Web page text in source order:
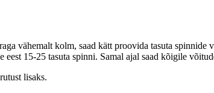
vähemalt kolm, saad kätt proovida tasuta spinnide
15-25 tasuta spinni. Samal ajal saad kõigile
lisaks.